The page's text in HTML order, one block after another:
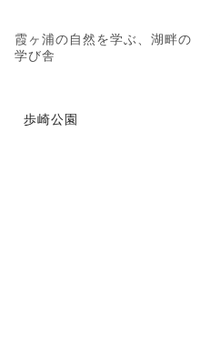
霞ヶ浦の自然を学ぶ、湖畔の
学び舎
歩崎公園